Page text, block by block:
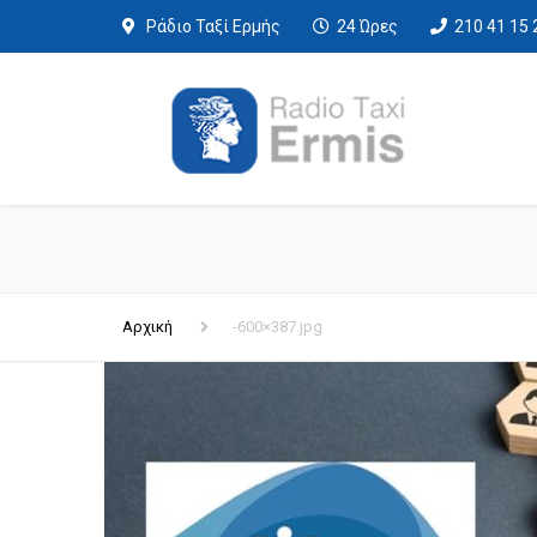
Ράδιο Ταξί Ερμής 24 Ώρες 210 41 15
Αρχική -600×387.jpg